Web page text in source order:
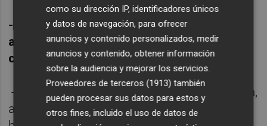
- ¿Estaba la situación como para volver a
abrir la mano? ¿Se está siendo prudente
con la desescalada?
- Cuando llegamos al pico de la segunda ola,
a mediados de noviembre, empezamos a
como su dirección IP, identificadores únicos
y datos de navegación, para ofrecer
anuncios y contenido personalizados, medir
anuncios y contenido, obtener información
sobre la audiencia y mejorar los servicios.
Proveedores de terceros (1913) también
pueden procesar sus datos para estos y
otros fines, incluido el uso de datos de